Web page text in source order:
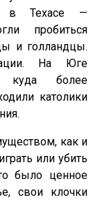
в Техасе —
пробиться
и голландцы.
На Юге
куда более
католики
как и
или убить
было ценное
свои клочки